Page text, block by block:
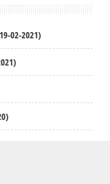
02-2021)